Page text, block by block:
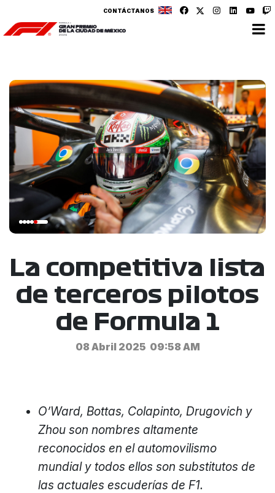
CONTÁCTANOS
La competitiva lista
de terceros pilotos
de Formula 1
08 Abril 2025 09:58 AM
O’Ward, Bottas, Colapinto, Drugovich y
Zhou son nombres altamente
reconocidos en el automovilismo
mundial y todos ellos son substitutos de
las actuales escuderías de F1.